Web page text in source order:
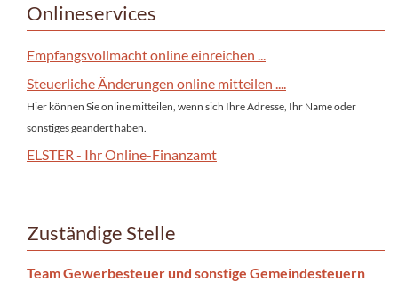
Onlineservices
Empfangsvollmacht online einreichen ...
Steuerliche Änderungen online mitteilen ....
Hier können Sie online mitteilen, wenn sich Ihre Adresse, Ihr Name oder
sonstiges geändert haben.
ELSTER - Ihr Online-Finanzamt
Zuständige Stelle
Team Gewerbesteuer und sonstige Gemeindesteuern